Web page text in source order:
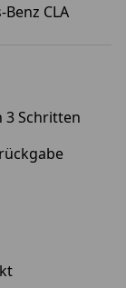
CLA
3 Schritten